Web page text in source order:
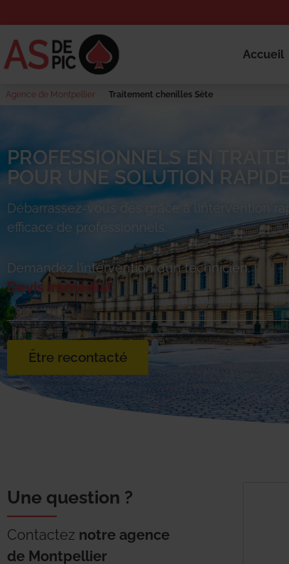
Accueil
Agence de Montpellier Traitement chenilles Sète
PROFESSIONNELS EN
POUR UNE SOLUTION RAPIDE
Débarrassez-vous des
grâce à l’intervention
efficace de professionnels.
Demandez l’intervention d’un technicien.
Devis immédiat
Être recontacté
Une question ?
Contactez notre agence
de Montpellier